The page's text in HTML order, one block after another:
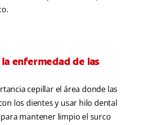
enfermedad de las
cepillar el área donde las
los dientes y usar hilo dental
mantener limpio el surco